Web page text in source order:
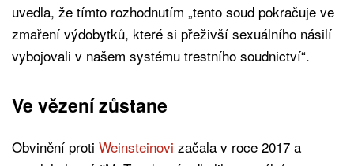
uvedla, že tímto rozhodnutím „tento soud pokračuje ve
zmaření výdobytků, které si přeživší sexuálního násilí
vybojovali v našem systému trestního soudnictví“.
Ve vězení zůstane
Obvinění proti Weinsteinovi začala v roce 2017 a